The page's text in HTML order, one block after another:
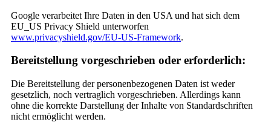
Google verarbeitet Ihre Daten in den USA und hat sich dem
EU_US Privacy Shield unterworfen
www.privacyshield.gov/EU-US-Framework.
Bereitstellung vorgeschrieben oder erforderlich:
Die Bereitstellung der personenbezogenen Daten ist weder
gesetzlich, noch vertraglich vorgeschrieben. Allerdings kann
ohne die korrekte Darstellung der Inhalte von Standardschriften
nicht ermöglicht werden.